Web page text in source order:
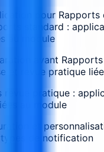
pour Rapports
standard :
au module
avant
et revue pratique
revue pratique :
au module
et
de notification